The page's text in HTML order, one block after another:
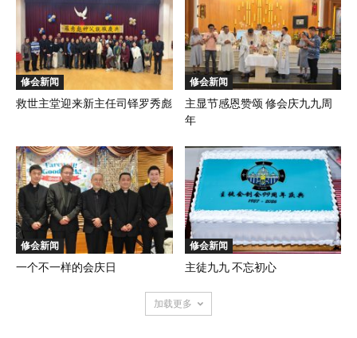
修会新闻
救世主堂迎来新主任司铎罗秀彪
修会新闻
主显节感恩赞颂 修会庆九九周
年
修会新闻
一个不一样的会庆日
修会新闻
主徒九九 不忘初心
加载更多